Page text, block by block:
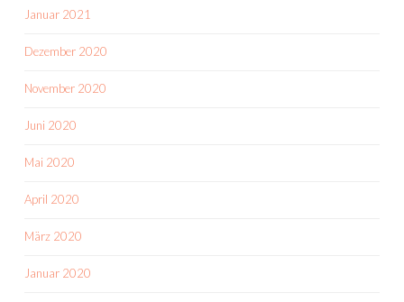
Januar 2021
Dezember 2020
November 2020
Juni 2020
Mai 2020
April 2020
März 2020
Januar 2020